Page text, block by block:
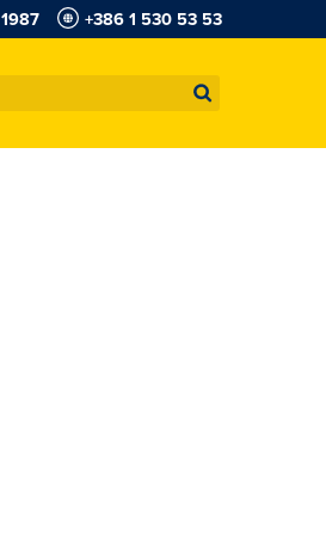
1987 +386 1 530 53 53